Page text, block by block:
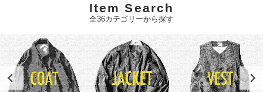
Item Search
全36カテゴリーから探す